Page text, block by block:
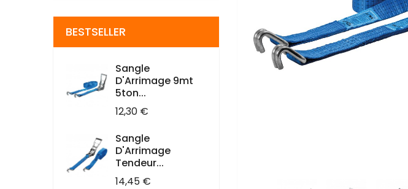
BESTSELLER
Sangle
D'Arrimage 9mt
5ton...
Prix
12,30 €
Sangle
D'Arrimage
Tendeur...
Prix
14,45 €